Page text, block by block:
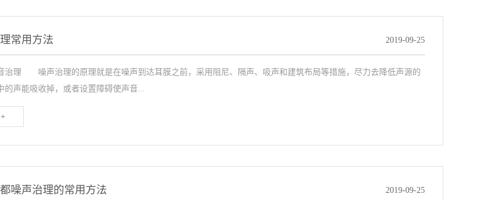
常用方法 2019-09-25
理 噪声治理的原理就是在噪声到达耳膜之前，采用阻尼、隔声、吸声和建筑布局等措施，尽力去降低声源的
的声能吸收掉，或者设置障碍使声音...
噪声治理的常用方法 2019-09-25